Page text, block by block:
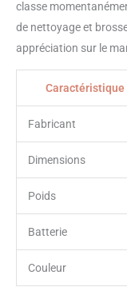
classe
de nettoyage et
appréciation sur le
Caractéristique
Fabricant
Dimensions
Poids
Batterie
Couleur